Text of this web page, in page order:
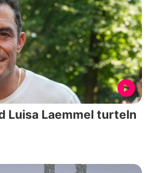
Luisa Laemmel turteln